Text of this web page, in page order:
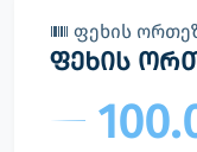
ფეხის
ფეხის